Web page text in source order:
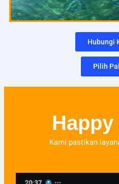
Hubungi
Pilih
Kami pastikan